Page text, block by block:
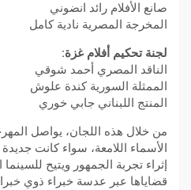
صانع الأفلام رائد انضوني
المخرجة المصرية نادية كامل
لجنة تحكيم أفلام غزة:
الناقد المصري أحمد شوقي
الممثلة السورية كندة علوش
المنتج اللبناني جابي خوري
من خلال هذه اللجان، يواصل
الأسماء اللامعة، سواء كانت
إثراء تجربة الجمهور ويتيح للسينما
قضاياها عبر عدسة خبراء ذوي